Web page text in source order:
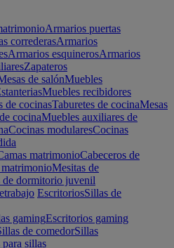
Armarios puertas
correderasArmarios
Armarios esquinerosArmarios
Zapateros
de salónMuebles
Muebles recibidores
de cocinasTaburetes de cocinaMesas
cocinaMuebles auxiliares de
Cocinas modularesCocinas
matrimonioCabeceros de
Mesitas de
de dormitorio juvenil
EscritoriosSillas de
gamingEscritorios gaming
de comedorSillas
sillas